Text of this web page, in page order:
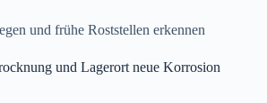
und Lagerort neue Korrosion